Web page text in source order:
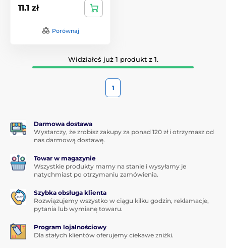
11.1 zł
Porównaj
Widziałeś już 1 produkt z 1.
1
Darmowa dostawa
Wystarczy, że zrobisz zakupy za ponad 120 zł i otrzymasz od
nas darmową dostawę.
Towar w magazynie
Wszystkie produkty mamy na stanie i wysyłamy je
natychmiast po otrzymaniu zamówienia.
Szybka obsługa klienta
Rozwiązujemy wszystko w ciągu kilku godzin, reklamacje,
pytania lub wymianę towaru.
Program lojalnościowy
Dla stałych klientów oferujemy ciekawe zniżki.